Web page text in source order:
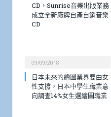
CD，Sunrise音樂出版業務
成立全新廠牌自產自銷音樂
CD
09/09/2018
日本未來的繪圖業界要由女
性支撐，日本中學生職業意
向調查14%女生選繪圖職業